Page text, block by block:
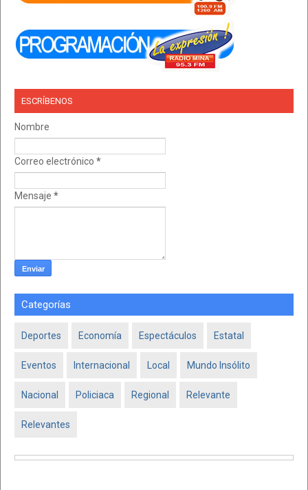
ESCRÍBENOS
Nombre
Correo electrónico *
Mensaje *
Categorías
Deportes Economía Espectáculos Estatal
Eventos Internacional Local Mundo Insólito
Nacional Policiaca Regional Relevante
Relevantes